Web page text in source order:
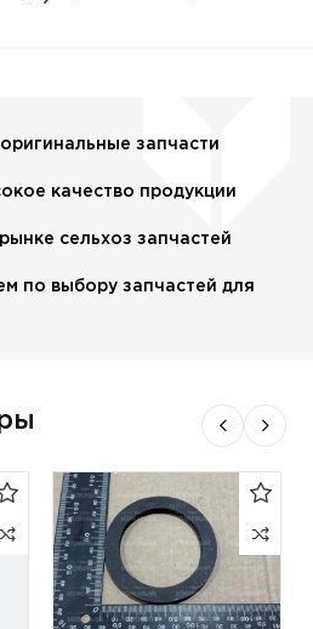
запчасти
качество продукции
сельхоз запчастей
по выбору запчастей для